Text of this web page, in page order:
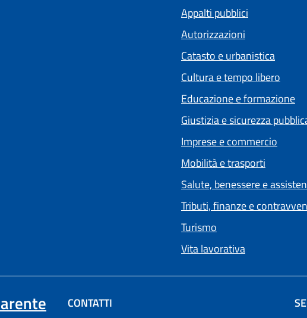
Appalti pubblici
Autorizzazioni
Catasto e urbanistica
Cultura e tempo libero
Educazione e formazione
Giustizia e sicurezza
Imprese e commercio
Mobilità e trasporti
Salute, benessere e
Tributi, finanze e
Turismo
Vita lavorativa
CONTATTI